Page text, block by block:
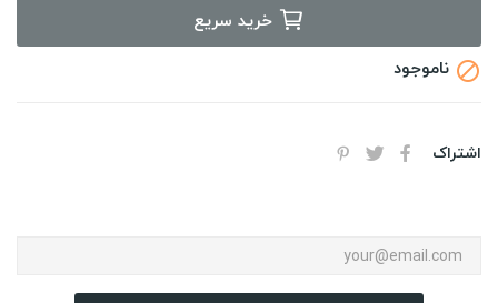
خرید سریع
 ناموجود
اشتراک